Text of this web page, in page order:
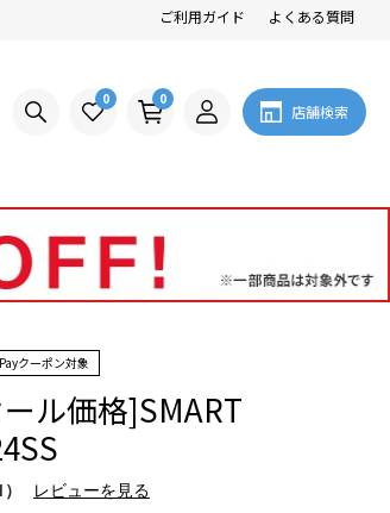
ご利用ガイド よくある質問
0 0
店舗検索
クーポン対象
ル価格]SMART
レビューを見る